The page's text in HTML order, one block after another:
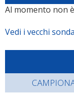
Al momento non
Vedi i vecchi